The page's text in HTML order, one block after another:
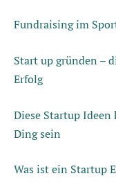
Fundraising im
Start up gründen –
Erfolg
Diese Startup
Ding sein
Was ist ein Startup